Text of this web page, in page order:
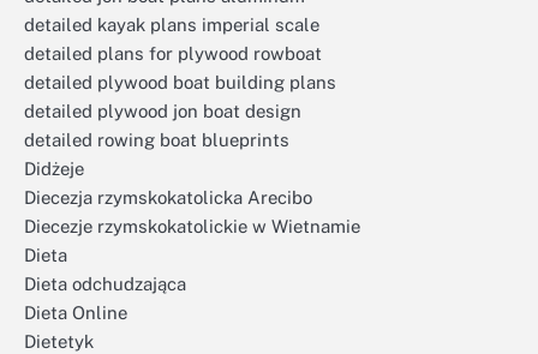
detailed kayak plans imperial scale
detailed plans for plywood rowboat
detailed plywood boat building plans
detailed plywood jon boat design
detailed rowing boat blueprints
Didżeje
Diecezja rzymskokatolicka Arecibo
Diecezje rzymskokatolickie w Wietnamie
Dieta
Dieta odchudzająca
Dieta Online
Dietetyk